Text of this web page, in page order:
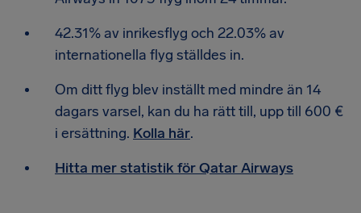
42.31% av inrikesflyg och 22.03% av
internationella flyg ställdes in.
Om ditt flyg blev inställt med mindre än 14
dagars varsel, kan du ha rätt till, upp till 600 €
i ersättning. Kolla här.
Hitta mer statistik för Qatar Airways